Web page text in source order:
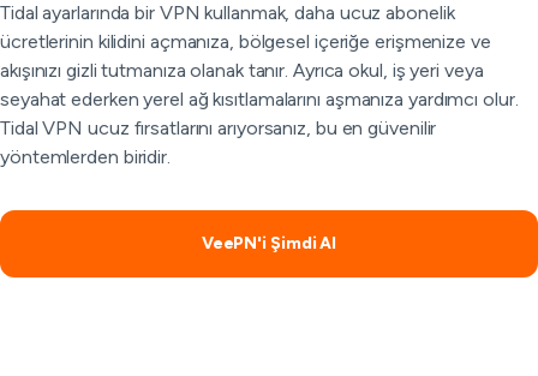
Tidal ayarlarında bir VPN kullanmak, daha ucuz abonelik
ücretlerinin kilidini açmanıza, bölgesel içeriğe erişmenize ve
akışınızı gizli tutmanıza olanak tanır. Ayrıca okul, iş yeri veya
seyahat ederken yerel ağ kısıtlamalarını aşmanıza yardımcı olur.
Tidal VPN ucuz fırsatlarını arıyorsanız, bu en güvenilir
yöntemlerden biridir.
VeePN'i Şimdi Al